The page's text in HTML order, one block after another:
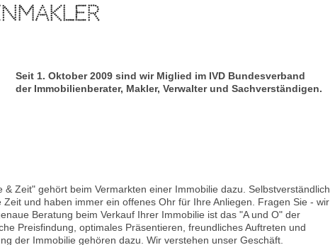
Seit 1. Oktober 2009 sind wir Miglied im IVD Bundesverband
der Immobilienberater, Makler, Verwalter und Sachverständigen.
& Zeit" gehört beim Vermarkten einer Immobilie dazu. Selbstverständlich
Zeit und haben immer ein offenes Ohr für Ihre Anliegen. Fragen Sie - wir
Beratung beim Verkauf Ihrer Immobilie ist das "A und O" der
Preisfindung, optimales Präsentieren, freundliches Auftreten und
der Immobilie gehören dazu. Wir verstehen unser Geschäft.